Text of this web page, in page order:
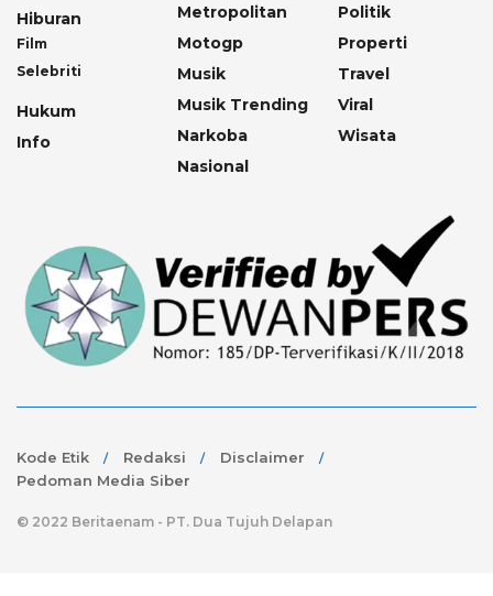
Hiburan
Film
Selebriti
Hukum
Info
Metropolitan
Motogp
Musik
Musik Trending
Narkoba
Nasional
Politik
Properti
Travel
Viral
Wisata
Kode Etik Redaksi
Disclaimer
Pedoman Media Siber
© 2022 Beritaenam - PT. Dua Tujuh Delapan